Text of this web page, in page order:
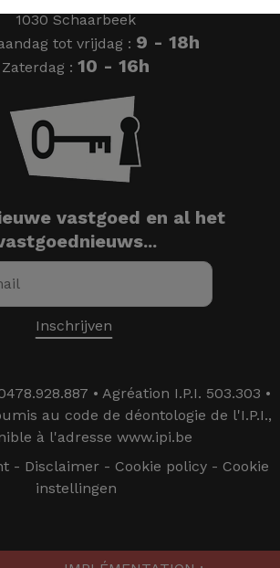
1030 Schaarbeek
tot vrijdag : 9 - 18h
Zaterdag : 10 - 16h
vastgoed en al het
• Agréation I.P.I. 503.303 •
au code de déontologie de l'I.P.I.,
à l'adresse www.ipi.be
- Disclaimer - Cookie policy - Cookie
instellingen